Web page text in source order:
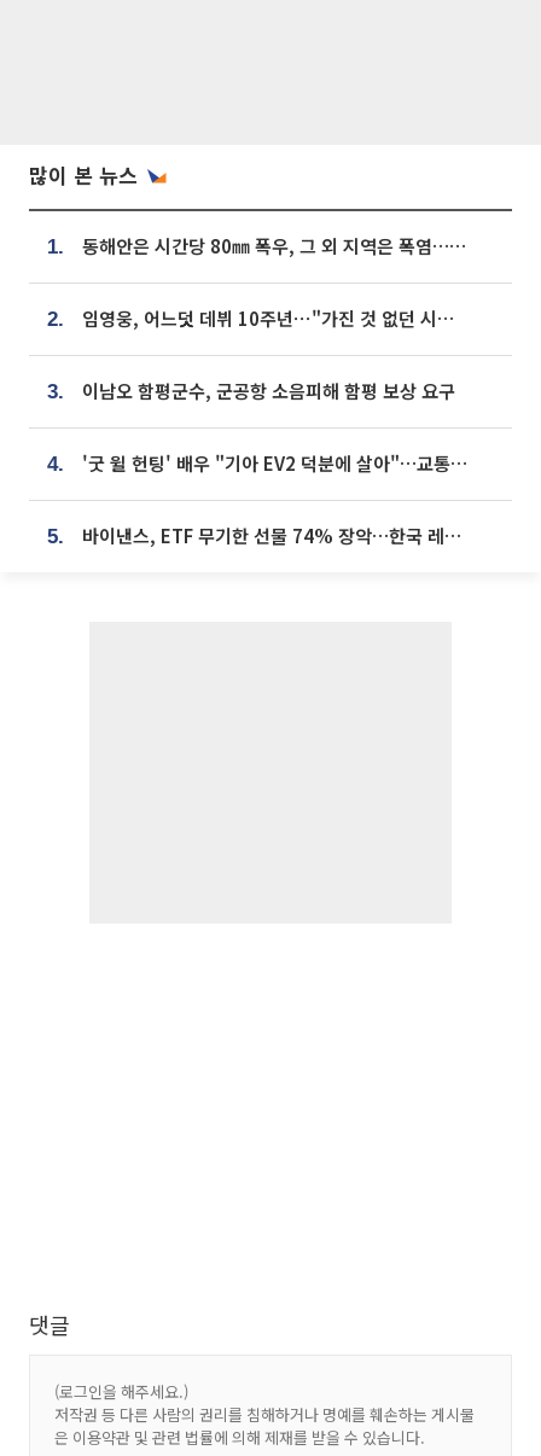
많이 본 뉴스
1. 동해안은 시간당 80㎜ 폭우, 그 외 지역은 폭염…‘극과 극 날씨’
2. 임영웅, 어느덧 데뷔 10주년⋯"가진 것 없던 시절, 내 앞엔 20명의 팬뿐"
3. 이남오 함평군수, 군공항 소음피해 함평 보상 요구
4. '굿 윌 헌팅' 배우 "기아 EV2 덕분에 살아"…교통사고 후 안전성 극찬
5. 바이낸스, ETF 무기한 선물 74% 장악…한국 레버리지 ETF 거래 급증 [e가상자산]
댓글